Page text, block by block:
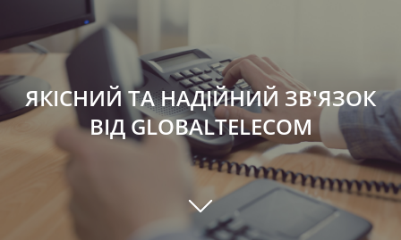
ЯКІСНИЙ ТА НАДІЙНИЙ ЗВ'ЯЗОК
ВІД GLOBALTELECOM